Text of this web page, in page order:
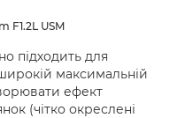
F1.2L USM
підходить для
максимальній
ефект
(чітко окреслені